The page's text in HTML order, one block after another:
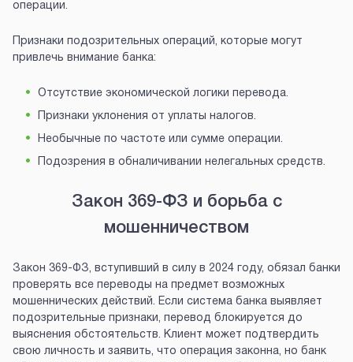
операции.
Признаки подозрительных операций, которые могут
привлечь внимание банка:
Отсутствие экономической логики перевода.
Признаки уклонения от уплаты налогов.
Необычные по частоте или сумме операции.
Подозрения в обналичивании нелегальных средств.
Закон 369-ФЗ и борьба с
мошенничеством
Закон 369-ФЗ, вступивший в силу в 2024 году, обязал банки
проверять все переводы на предмет возможных
мошеннических действий. Если система банка выявляет
подозрительные признаки, перевод блокируется до
выяснения обстоятельств. Клиент может подтвердить
свою личность и заявить, что операция законна, но банк